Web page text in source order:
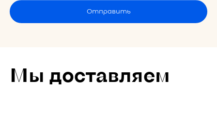
Отправить
Мы доставляем